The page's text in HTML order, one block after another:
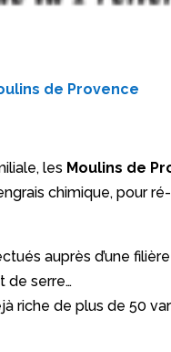
de Provence
les Moulins de
chimique, pour
auprès d’une
de serre…
riche de plus de 50